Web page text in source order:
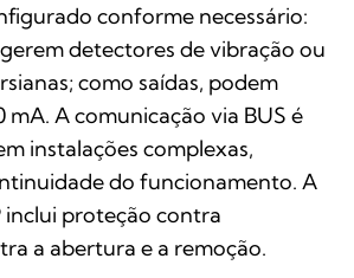
conforme necessário:
detectores de vibração ou
como saídas, podem
A comunicação via BUS é
instalações complexas,
do funcionamento. A
inclui proteção contra
a abertura e a remoção.